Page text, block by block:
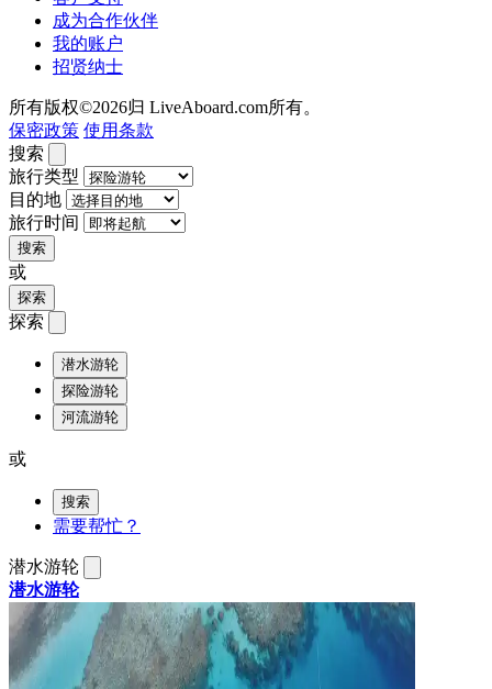
成为合作伙伴
我的账户
招贤纳士
所有版权©2026归 LiveAboard.com所有。
保密政策 使用条款
搜索
旅行类型
目的地
旅行时间
搜索
或
探索
探索
潜水游轮
探险游轮
河流游轮
或
搜索
需要帮忙？
潜水游轮
潜水游轮